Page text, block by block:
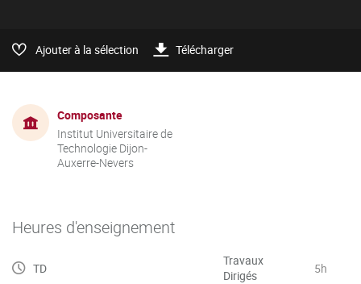
Ajouter à la sélection Télécharger
Composante
Institut Universitaire de
Technologie Dijon-
Auxerre-Nevers
Heures d'enseignement
TD
Travaux
Dirigés
5h